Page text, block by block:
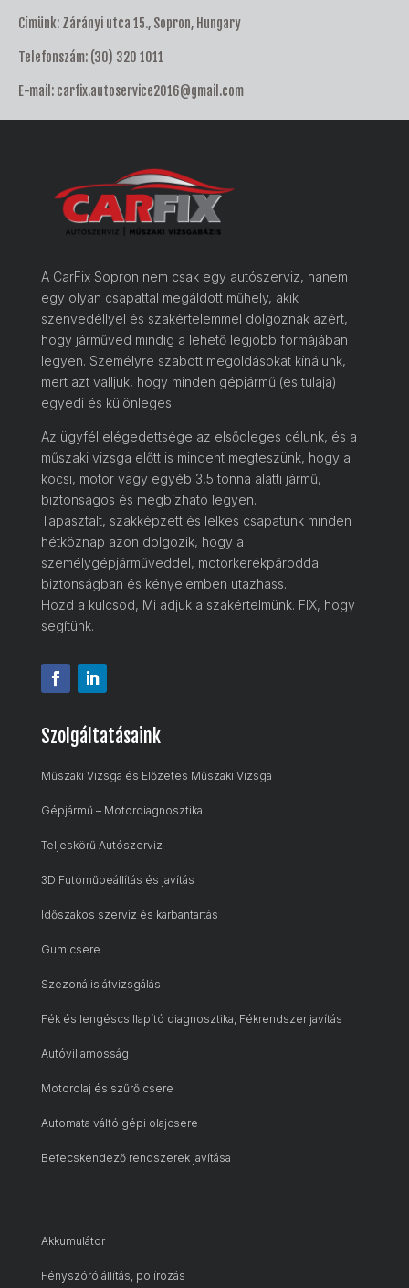
Címünk: Zárányi utca 15., Sopron, Hungary
Telefonszám: (30) 320 1011
E-mail: carfix.autoservice2016@gmail.com
A CarFix Sopron nem csak egy autószerviz, hanem
egy olyan csapattal megáldott műhely, akik
szenvedéllyel és szakértelemmel dolgoznak azért,
hogy járműved mindig a lehető legjobb formájában
legyen. Személyre szabott megoldásokat kínálunk,
mert azt valljuk, hogy minden gépjármű (és tulaja)
egyedi és különleges.
Az ügyfél elégedettsége az elsődleges célunk, és a
műszaki vizsga előtt is mindent megteszünk, hogy a
kocsi, motor vagy egyéb 3,5 tonna alatti jármű,
biztonságos és megbízható legyen.
Tapasztalt, szakképzett és lelkes csapatunk minden
hétköznap azon dolgozik, hogy a
személygépjárműveddel, motorkerékpároddal
biztonságban és kényelemben utazhass.
Hozd a kulcsod, Mi adjuk a szakértelmünk. FIX, hogy
segítünk.
Szolgáltatásaink
Műszaki Vizsga és Előzetes Műszaki Vizsga
Gépjármű – Motordiagnosztika
Teljeskörű Autószerviz
3D Futóműbeállítás és javítás
Időszakos szerviz és karbantartás
Gumicsere
Szezonális átvizsgálás
Fék és lengéscsillapító diagnosztika, Fékrendszer javítás
Autóvillamosság
Motorolaj és szűrő csere
Automata váltó gépi olajcsere
Befecskendező rendszerek javítása
Akkumulátor
Fényszóró állítás, polírozás